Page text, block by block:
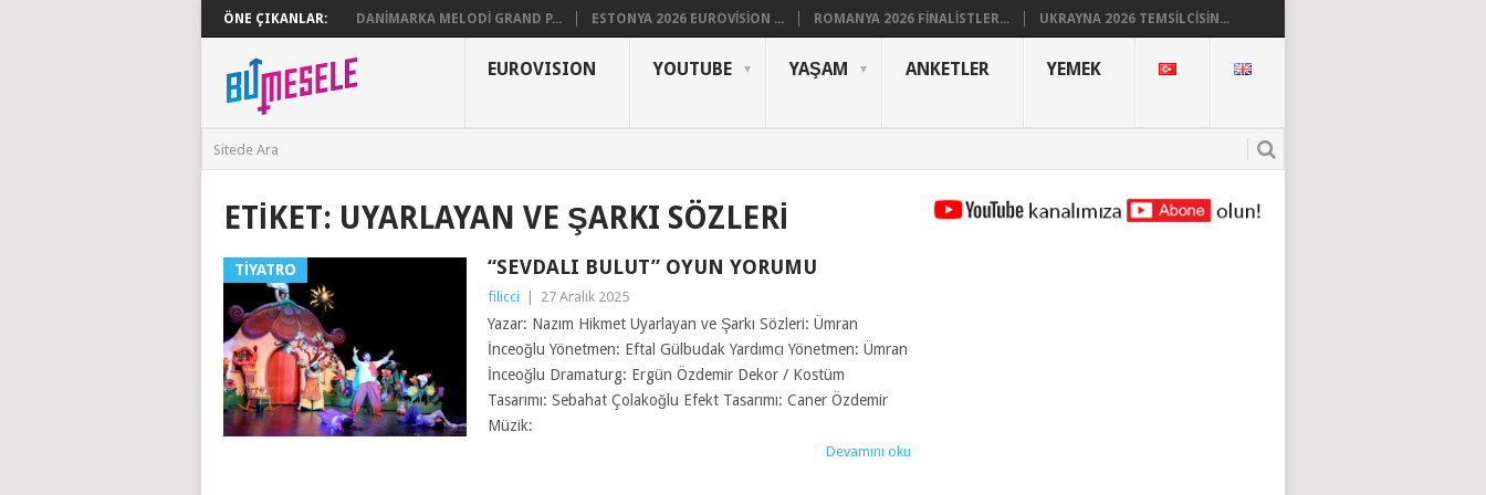
ÖNE ÇIKANLAR: DANIMARKA MELODI GRAND P... ESTONYA 2026 EUROVISION ... ROMANYA 2026 FINALISTLER... UKRAYNA 2026 TEMSILCISIN...
EUROVISION YOUTUBE YAŞAM ANKETLER YEMEK
ETIKET: UYARLAYAN VE ŞARKI SÖZLERI
TIYATRO “SEVDALI BULUT” OYUN YORUMU
filicci 27 Aralık 2025
Yazar: Nazım Hikmet Uyarlayan ve Şarkı Sözleri: Ümran
İnceoğlu Yönetmen: Eftal Gülbudak Yardımcı Yönetmen: Ümran
İnceoğlu Dramaturg: Ergün Özdemir Dekor / Kostüm
Tasarımı: Sebahat Çolakoğlu Efekt Tasarımı: Caner Özdemir
Müzik:
Devamını oku